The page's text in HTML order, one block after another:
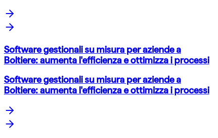
Software gestionali su misura per aziende a
Boltiere: aumenta l'efficienza e ottimizza i processi
Software gestionali su misura per aziende a
Boltiere: aumenta l'efficienza e ottimizza i processi